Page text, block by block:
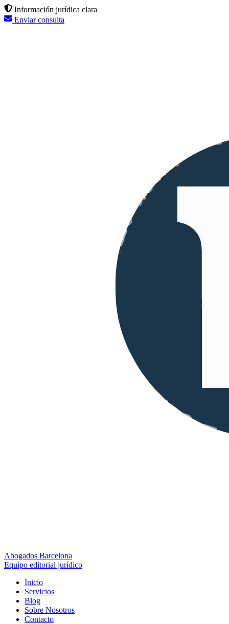
Información jurídica clara
Enviar consulta
Abogados Barcelona
Equipo editorial jurídico
Inicio
Servicios
Blog
Sobre Nosotros
Contacto